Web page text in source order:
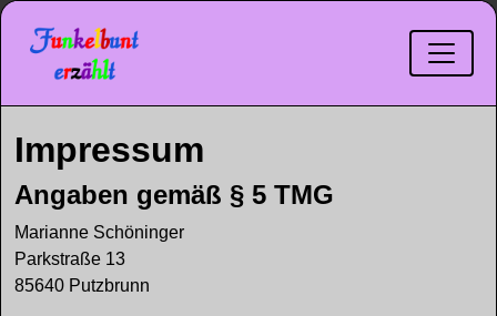
Impressum
Angaben gemäß § 5 TMG
Marianne Schöninger
Parkstraße 13
85640 Putzbrunn